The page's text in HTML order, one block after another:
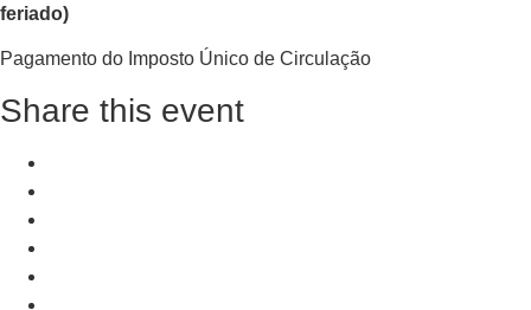
feriado)
Pagamento do Imposto Único de Circulação
Share this event